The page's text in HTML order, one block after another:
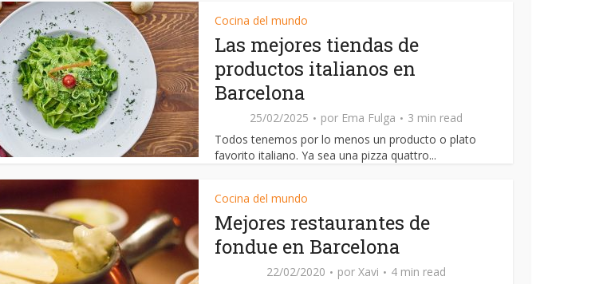
Cocina del mundo
Las mejores tiendas de
productos italianos en
Barcelona
25/02/2025 por Ema Fulga
3 min read
Todos tenemos por lo menos un producto o plato
favorito italiano. Ya sea una pizza quattro...
Cocina del mundo
Mejores restaurantes de
fondue en Barcelona
22/02/2020 por Xavi
4 min read